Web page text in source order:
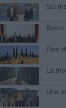
Sei
Boom
Pisa
La
Una